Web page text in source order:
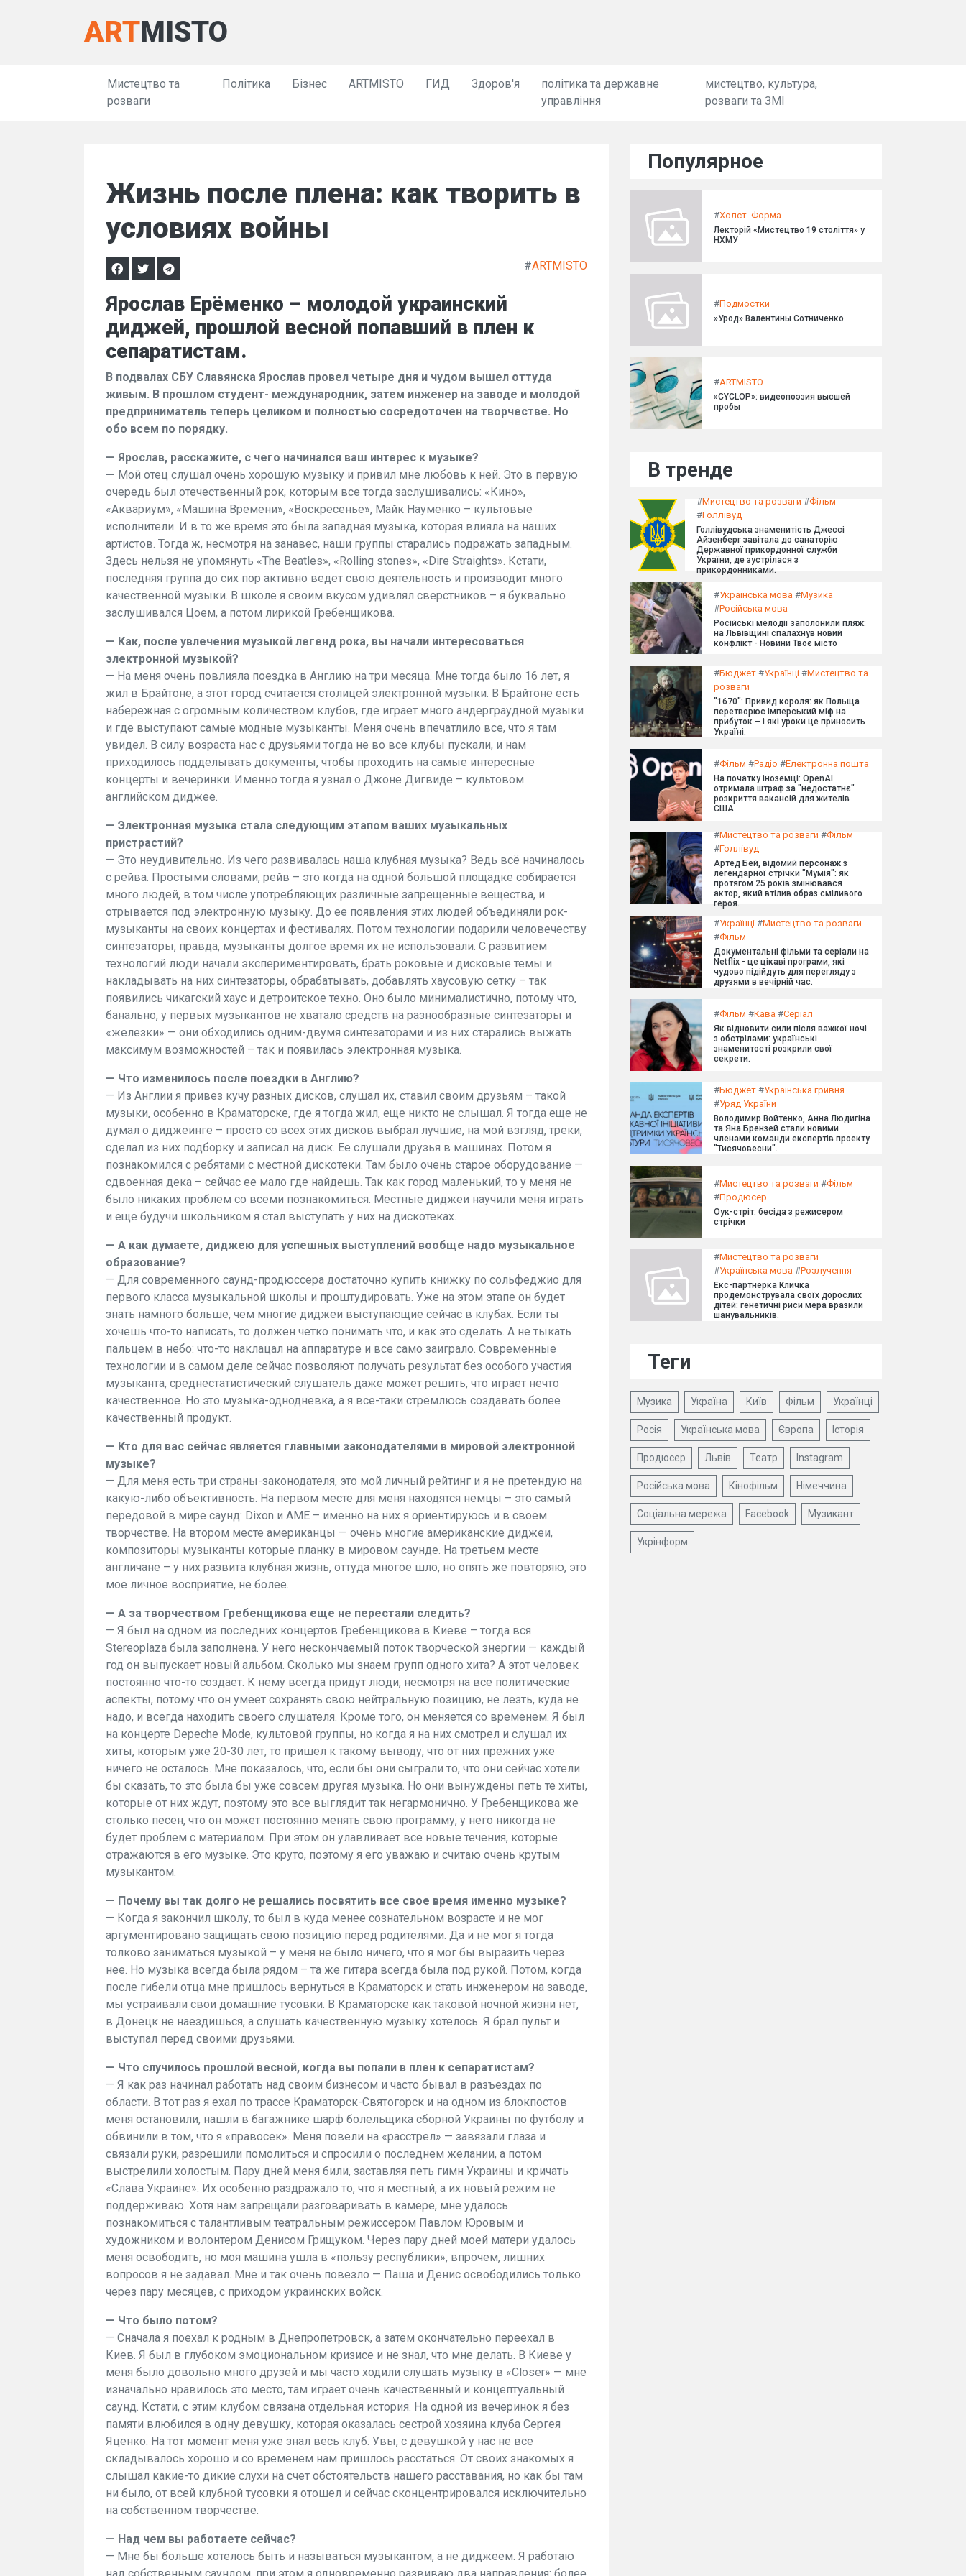
ARTMISTO
Мистецтво та
розваги
Політика Бізнес ARTMISTO ГИД Здоров'я
політика та державне
управління
мистецтво, культура,
розваги та ЗМІ
Жизнь после плена: как творить в
условиях войны
#ARTMISTO
Ярослав Ерёменко – молодой украинский
диджей, прошлой весной попавший в плен к
сепаратистам.
В подвалах СБУ Славянска Ярослав провел четыре дня и чудом вышел оттуда
живым. В прошлом студент- международник, затем инженер на заводе и молодой
предприниматель теперь целиком и полностью сосредоточен на творчестве. Но
обо всем по порядку.
— Ярослав, расскажите, с чего начинался ваш интерес к музыке?
— Мой отец слушал очень хорошую музыку и привил мне любовь к ней. Это в первую
очередь был отечественный рок, которым все тогда заслушивались: «Кино»,
«Аквариум», «Машина Времени», «Воскресенье», Майк Науменко – культовые
исполнители. И в то же время это была западная музыка, которая влияла на наших
артистов. Тогда ж, несмотря на занавес, наши группы старались подражать западным.
Здесь нельзя не упомянуть «The Beatles», «Rolling stones», «Dire Straights». Кстати,
последняя группа до сих пор активно ведет свою деятельность и производит много
качественной музыки. В школе я своим вкусом удивлял сверстников – я буквально
заслушивался Цоем, а потом лирикой Гребенщикова.
— Как, после увлечения музыкой легенд рока, вы начали интересоваться
электронной музыкой?
— На меня очень повлияла поездка в Англию на три месяца. Мне тогда было 16 лет, я
жил в Брайтоне, а этот город считается столицей электронной музыки. В Брайтоне есть
набережная с огромным количеством клубов, где играет много андерграудной музыки
и где выступают самые модные музыканты. Меня очень впечатлило все, что я там
увидел. В силу возраста нас с друзьями тогда не во все клубы пускали, и нам
приходилось подделывать документы, чтобы проходить на самые интересные
концерты и вечеринки. Именно тогда я узнал о Джоне Дигвиде – культовом
английском диджее.
— Электронная музыка стала следующим этапом ваших музыкальных
пристрастий?
— Это неудивительно. Из чего развивалась наша клубная музыка? Ведь всё начиналось
с рейва. Простыми словами, рейв – это когда на одной большой площадке собирается
много людей, в том числе употребляющих различные запрещенные вещества, и
отрывается под электронную музыку. До ее появления этих людей объединяли рок-
музыканты на своих концертах и фестивалях. Потом технологии подарили человечеству
синтезаторы, правда, музыканты долгое время их не использовали. С развитием
технологий люди начали экспериментировать, брать роковые и дисковые темы и
накладывать на них синтезаторы, обрабатывать, добавлять хаусовую сетку – так
появились чикагский хаус и детроитское техно. Оно было минималистично, потому что,
банально, у первых музыкантов не хватало средств на разнообразные синтезаторы и
«железки» — они обходились одним-двумя синтезаторами и из них старались выжать
максимум возможностей – так и появилась электронная музыка.
— Что изменилось после поездки в Англию?
— Из Англии я привез кучу разных дисков, слушал их, ставил своим друзьям – такой
музыки, особенно в Краматорске, где я тогда жил, еще никто не слышал. Я тогда еще не
думал о диджеинге – просто со всех этих дисков выбрал лучшие, на мой взгляд, треки,
сделал из них подборку и записал на диск. Ее слушали друзья в машинах. Потом я
познакомился с ребятами с местной дискотеки. Там было очень старое оборудование —
сдвоенная дека – сейчас ее мало где найдешь. Так как город маленький, то у меня не
было никаких проблем со всеми познакомиться. Местные диджеи научили меня играть
и еще будучи школьником я стал выступать у них на дискотеках.
— А как думаете, диджею для успешных выступлений вообще надо музыкальное
образование?
— Для современного саунд-продюссера достаточно купить книжку по сольфеджио для
первого класса музыкальной школы и проштудировать. Уже на этом этапе он будет
знать намного больше, чем многие диджеи выступающие сейчас в клубах. Если ты
хочешь что-то написать, то должен четко понимать что, и как это сделать. А не тыкать
пальцем в небо: что-то наклацал на аппаратуре и все само заиграло. Современные
технологии и в самом деле сейчас позволяют получать результат без особого участия
музыканта, среднестатистический слушатель даже может решить, что играет нечто
качественное. Но это музыка-однодневка, а я все-таки стремлюсь создавать более
качественный продукт.
— Кто для вас сейчас является главными законодателями в мировой электронной
музыке?
— Для меня есть три страны-законодателя, это мой личный рейтинг и я не претендую на
какую-либо объективность. На первом месте для меня находятся немцы – это самый
передовой в мире саунд: Dixon и AME – именно на них я ориентируюсь и в своем
творчестве. На втором месте американцы — очень многие американские диджеи,
композиторы музыканты которые планку в мировом саунде. На третьем месте
англичане – у них развита клубная жизнь, оттуда многое шло, но опять же повторяю, это
мое личное восприятие, не более.
— А за творчеством Гребенщикова еще не перестали следить?
— Я был на одном из последних концертов Гребенщикова в Киеве – тогда вся
Stereoplaza была заполнена. У него нескончаемый поток творческой энергии — каждый
год он выпускает новый альбом. Сколько мы знаем групп одного хита? А этот человек
постоянно что-то создает. К нему всегда придут люди, несмотря на все политические
аспекты, потому что он умеет сохранять свою нейтральную позицию, не лезть, куда не
надо, и всегда находить своего слушателя. Кроме того, он меняется со временем. Я был
на концерте Depeche Mode, культовой группы, но когда я на них смотрел и слушал их
хиты, которым уже 20-30 лет, то пришел к такому выводу, что от них прежних уже
ничего не осталось. Мне показалось, что, если бы они сыграли то, что они сейчас хотели
бы сказать, то это была бы уже совсем другая музыка. Но они вынуждены петь те хиты,
которые от них ждут, поэтому это все выглядит так негармонично. У Гребенщикова же
столько песен, что он может постоянно менять свою программу, у него никогда не
будет проблем с материалом. При этом он улавливает все новые течения, которые
отражаются в его музыке. Это круто, поэтому я его уважаю и считаю очень крутым
музыкантом.
— Почему вы так долго не решались посвятить все свое время именно музыке?
— Когда я закончил школу, то был в куда менее сознательном возрасте и не мог
аргументировано защищать свою позицию перед родителями. Да и не мог я тогда
толково заниматься музыкой – у меня не было ничего, что я мог бы выразить через
нее. Но музыка всегда была рядом – та же гитара всегда была под рукой. Потом, когда
после гибели отца мне пришлось вернуться в Краматорск и стать инженером на заводе,
мы устраивали свои домашние тусовки. В Краматорске как таковой ночной жизни нет,
в Донецк не наездишься, а слушать качественную музыку хотелось. Я брал пульт и
выступал перед своими друзьями.
— Что случилось прошлой весной, когда вы попали в плен к сепаратистам?
— Я как раз начинал работать над своим бизнесом и часто бывал в разъездах по
области. В тот раз я ехал по трассе Краматорск-Святогорск и на одном из блокпостов
меня остановили, нашли в багажнике шарф болельщика сборной Украины по футболу и
обвинили в том, что я «правосек». Меня повели на «расстрел» — завязали глаза и
связали руки, разрешили помолиться и спросили о последнем желании, а потом
выстрелили холостым. Пару дней меня били, заставляя петь гимн Украины и кричать
«Слава Украине». Их особенно раздражало то, что я местный, а их новый режим не
поддерживаю. Хотя нам запрещали разговаривать в камере, мне удалось
познакомиться с талантливым театральным режиссером Павлом Юровым и
художником и волонтером Денисом Грищуком. Через пару дней моей матери удалось
меня освободить, но моя машина ушла в «пользу республики», впрочем, лишних
вопросов я не задавал. Мне и так очень повезло — Паша и Денис освободились только
через пару месяцев, с приходом украинских войск.
— Что было потом?
— Сначала я поехал к родным в Днепропетровск, а затем окончательно переехал в
Киев. Я был в глубоком эмоциональном кризисе и не знал, что мне делать. В Киеве у
меня было довольно много друзей и мы часто ходили слушать музыку в «Closer» — мне
изначально нравилось это место, там играет очень качественный и концептуальный
саунд. Кстати, с этим клубом связана отдельная история. На одной из вечеринок я без
памяти влюбился в одну девушку, которая оказалась сестрой хозяина клуба Сергея
Яценко. На тот момент меня уже знал весь клуб. Увы, с девушкой у нас не все
складывалось хорошо и со временем нам пришлось расстаться. От своих знакомых я
слышал какие-то дикие слухи на счет обстоятельств нашего расставания, но как бы там
ни было, от всей клубной тусовки я отошел и сейчас сконцентрировался исключительно
на собственном творчестве.
— Над чем вы работаете сейчас?
— Мне бы больше хотелось быть и называться музыкантом, а не диджеем. Я работаю
Популярное
#Холст. Форма
Лекторій «Мистецтво 19 століття» у
НХМУ
#Подмостки
»Урод» Валентины Сотниченко
#ARTMISTO
»CYCLOP»: видеопоэзия высшей
пробы
В тренде
#Мистецтво та розваги #Фільм
#Голлівуд
Голлівудська знаменитість Джессі
Айзенберг завітала до санаторію
Державної прикордонної служби
України, де зустрілася з
прикордонниками.
#Українська мова #Музика
#Російська мова
Російські мелодії заполонили пляж:
на Львівщині спалахнув новий
конфлікт - Новини Твоє місто
#Бюджет #Українці #Мистецтво та
розваги
"1670": Привид короля: як Польща
перетворює імперський міф на
прибуток – і які уроки це приносить
Україні.
#Фільм #Радіо #Електронна пошта
На початку іноземці: OpenAI
отримала штраф за "недостатнє"
розкриття вакансій для жителів
США.
#Мистецтво та розваги #Фільм
#Голлівуд
Артед Бей, відомий персонаж з
легендарної стрічки "Мумія": як
протягом 25 років змінювався
актор, який втілив образ сміливого
героя.
#Українці #Мистецтво та розваги
#Фільм
Документальні фільми та серіали на
Netflix - це цікаві програми, які
чудово підійдуть для перегляду з
друзями в вечірній час.
#Фільм #Кава #Серіал
Як відновити сили після важкої ночі
з обстрілами: українські
знаменитості розкрили свої
секрети.
#Бюджет #Українська гривня
#Уряд України
Володимир Войтенко, Анна Людигіна
та Яна Брензей стали новими
членами команди експертів проекту
"Тисячовесни".
#Мистецтво та розваги #Фільм
#Продюсер
Оук-стріт: бесіда з режисером
стрічки
#Мистецтво та розваги
#Українська мова #Розлучення
Екс-партнерка Кличка
продемонструвала своїх дорослих
дітей: генетичні риси мера вразили
шанувальників.
Теги
Музика Україна Київ Фільм Українці
Росія Українська мова Європа Історія
Продюсер Львів Театр Instagram
Російська мова Кінофільм Німеччина
Соціальна мережа Facebook Музикант
Укрінформ